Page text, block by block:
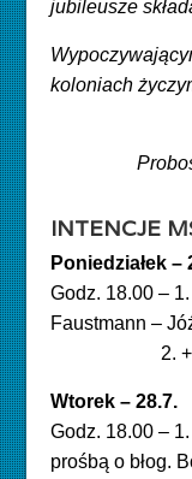
jubileusze
koloniach
INTENCJE
Poniedziałek –
Godz. 18.00 –
Faustmann –
2.
Wtorek – 28.7.
Godz. 18.00 –
prośbą o błog.